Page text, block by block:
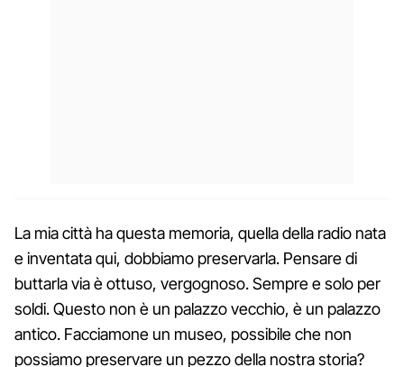
La mia città ha questa memoria, quella della radio nata
e inventata qui, dobbiamo preservarla. Pensare di
buttarla via è ottuso, vergognoso. Sempre e solo per
soldi. Questo non è un palazzo vecchio, è un palazzo
antico. Facciamone un museo, possibile che non
possiamo preservare un pezzo della nostra storia?